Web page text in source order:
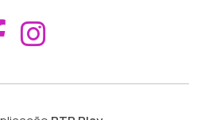
Aceder ao